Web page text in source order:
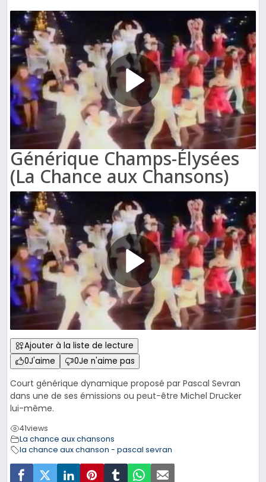
Générique Champs-Élysées
(La Chance aux Chansons)
Ajouter à la liste de lecture
0J'aime 0Je n'aime pas
Court générique dynamique proposé par Pascal Sevran
dans une de ses émissions ou peut-être Michel Drucker
lui-même.
41views
La chance aux chansons
la chance aux chanson - pascal sevran